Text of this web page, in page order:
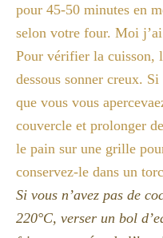
pour 45-50 minutes en
selon votre four. Moi
Pour vérifier la cuisson,
dessous sonner creux.
que vous vous
couvercle et prolonger
le pain sur une grille
conservez-le dans un
Si vous n’avez pas de
220°C, verser un bol